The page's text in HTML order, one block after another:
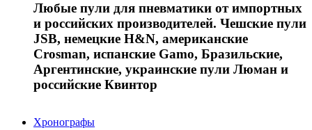
Любые пули для пневматики от импортных
и российских производителей. Чешские пули
JSB, немецкие H&N, американские
Crosman, испанские Gamo, Бразильские,
Аргентинские, украинские пули Люман и
российские Квинтор
Хронографы